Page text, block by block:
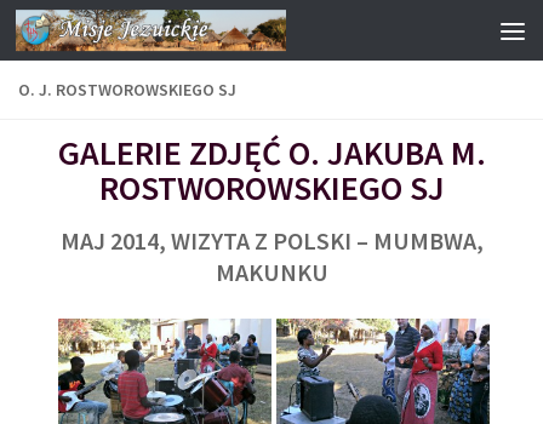
Przejdź do treści
O. J. ROSTWOROWSKIEGO SJ
GALERIE ZDJĘĆ O. JAKUBA M.
ROSTWOROWSKIEGO SJ
MAJ 2014, WIZYTA Z POLSKI – MUMBWA,
MAKUNKU